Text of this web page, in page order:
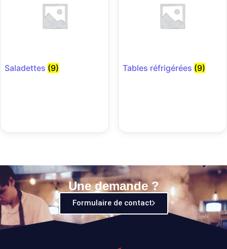
Saladettes (9) Tables réfrigérées (9)
Une demande ?
Formulaire de contact